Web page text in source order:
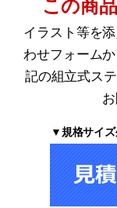
この商
イラスト等を
わせフォーム
記の組立式ス
▼規格サイズ